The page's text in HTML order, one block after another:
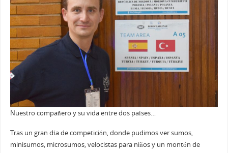
Nuestro compañero y su vida entre dos países…
Tras un gran día de competición, donde pudimos ver sumos,
minisumos, microsumos, velocistas para niños y un montón de